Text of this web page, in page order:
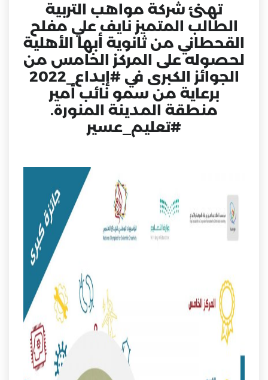
تهنئ شركة مواهب التربية
الطالب المتميز نايف علي مفلح
القحطاني من ثانوية أبها الأهلية
لحصوله على المركز الخامس من
الجوائز الكبرى في#إبداع_2022
برعاية من سمو نائب أمير
منطقة المدينة المنورة.
#تعليم_عسير